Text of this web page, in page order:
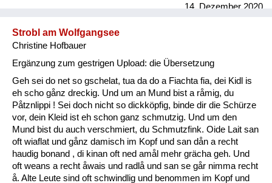
14. Dezember 2020
Strobl am Wolfgangsee
Christine Hofbauer
Ergänzung zum gestrigen Upload: die Übersetzung
Geh sei do net so gschelat, tua da do a Fiachta fia, dei Kidl is
eh scho gånz dreckig. Und um an Mund bist a råmig, du
Påtznlippi ! Sei doch nicht so dickköpfig, binde dir die Schürze
vor, dein Kleid ist eh schon ganz schmutzig. Und um den
Mund bist du auch verschmiert, du Schmutzfink. Oide Lait san
oft wiaflat und gånz damisch im Kopf und san dån a recht
haudig bonand , di kinan oft ned amål mehr grächa geh. Und
oft weans a recht åwais und radlå und san se går nimma recht
å. Alte Leute sind oft schwindlig und benommen im Kopf und